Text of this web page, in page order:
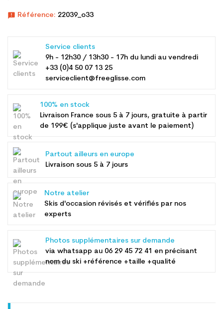
announcement Référence: 22039_o33
Service clients
9h - 12h30 / 13h30 - 17h du lundi au vendredi
+33 (0)4 50 07 13 25
serviceclient@freeglisse.com
100% en stock
Livraison France sous 5 à 7 jours, gratuite à partir
de 199€ (s'applique juste avant le paiement)
Partout ailleurs en europe
Livraison sous 5 à 7 jours
Notre atelier
Skis d'occasion révisés et vérifiés par nos
experts
Photos supplémentaires sur demande
via whatsapp au 06 29 45 72 41 en précisant
nom du ski +référence +taille +qualité